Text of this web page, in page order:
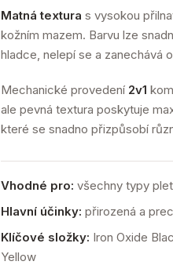
Matná textura s vysokou
kožním mazem. Barvu lze
hladce, nelepí se a zanechává
Mechanické provedení 2v1
ale pevná textura poskytuje
které se snadno přizpůsobí
Vhodné pro: všechny typy
Hlavní účinky: přirozená a
Klíčové složky: Iron Oxide
Yellow